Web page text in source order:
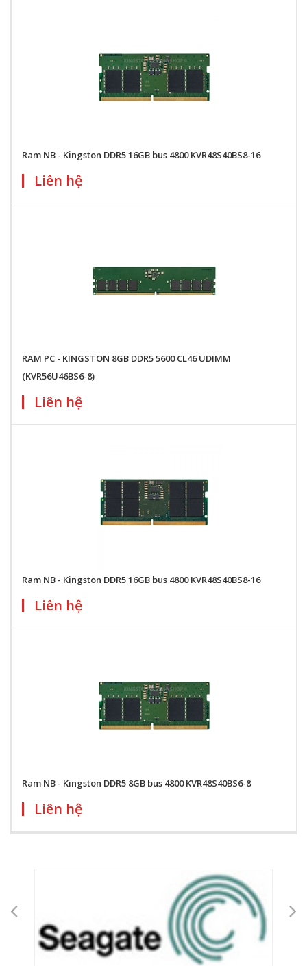
Ram NB - Kingston DDR5 16GB bus 4800 KVR48S40BS8-16
Liên hệ
RAM PC - KINGSTON 8GB DDR5 5600 CL46 UDIMM
(KVR56U46BS6-8)
Liên hệ
Ram NB - Kingston DDR5 16GB bus 4800 KVR48S40BS8-16
Liên hệ
Ram NB - Kingston DDR5 8GB bus 4800 KVR48S40BS6-8
Liên hệ